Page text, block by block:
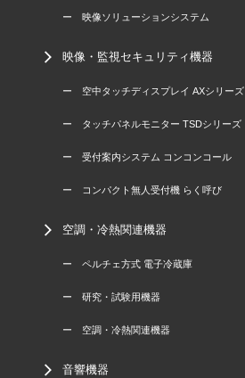
ー 映像ソリューションシステム
映像・監視セキュリティ機器
ー 空中タッチディスプレイ AXシリーズ
ー タッチパネルモニター TSDシリーズ
ー 受付案内システム コンコンコール
ー コンパクト無人受付機 らく呼び
空調・冷熱関連機器
ー ペルチェ方式 電子冷蔵庫
ー 研究・試験用機器
ー 空調・冷熱関連機器
音響機器